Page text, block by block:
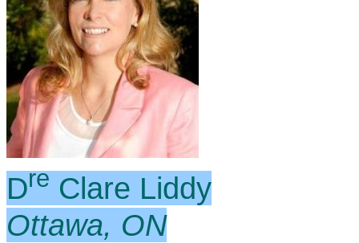
Dre Clare Liddy
Ottawa, ON